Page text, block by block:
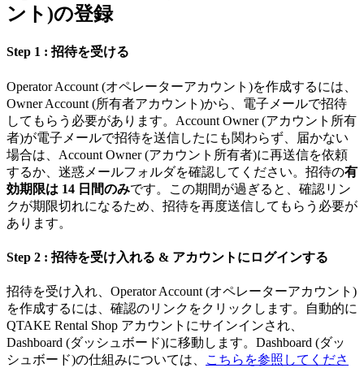
ント)の登録
Step 1 : 招待を受ける
Operator Account (オペレーターアカウント)を作成するには、
Owner Account (所有者アカウント)から、電子メールで招待
してもらう必要があります。Account Owner (アカウント所有
者)が電子メールで招待を送信したにも関わらず、届かない
場合は、Account Owner (アカウント所有者)に再送信を依頼
するか、迷惑メールフォルダを確認してください。招待の有
効期限は 14 日間のみです。この期間が過ぎると、確認リン
クが期限切れになるため、招待を再度送信してもらう必要が
あります。
Step 2 : 招待を受け入れる & アカウントにログインする
招待を受け入れ、Operator Account (オペレーターアカウント)
を作成するには、確認のリンクをクリックします。自動的に
QTAKE Rental Shop アカウントにサインインされ、
Dashboard (ダッシュボード)に移動します。Dashboard (ダッ
シュボード)の仕組みについては、
こちらを参照してくださ